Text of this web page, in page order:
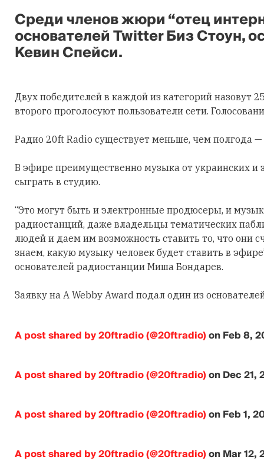
Среди членов жюри “отец
основателей Twitter Биз Стоун,
Кевин Спейси.
Двух победителей в каждой из категорий назовут
второго проголосуют пользователи сети.
Радио 20ft Radio существует меньше, чем полгода —
В эфире преимущественно музыка от украинских
сыграть в студию.
“Это могут быть и электронные продюсеры, и
радиостанций, даже владельцы тематических
людей и даем им возможность ставить то, что
знаем, какую музыку человек будет ставить в
основателей радиостанции Миша Бондарев.
Заявку на A Webby Award подал один из
A post shared by 20ftradio (@20ftradio)onFeb 8,
A post shared by 20ftradio (@20ftradio)onDec 21,
A post shared by 20ftradio (@20ftradio)onFeb 1,
A post shared by 20ftradio (@20ftradio)onMar 12,